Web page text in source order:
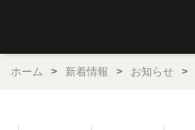
圓覚山 宗鏡寺（沢庵寺）
ホーム > 新着情報 > お知らせ >